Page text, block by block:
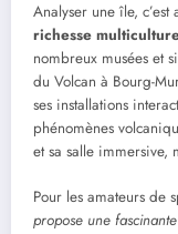
Analyser une île, c’est
richesse
nombreux musées et
du Volcan à Bourg-
ses installations
phénomènes
et sa salle immersive,
Pour les amateurs de
propose une